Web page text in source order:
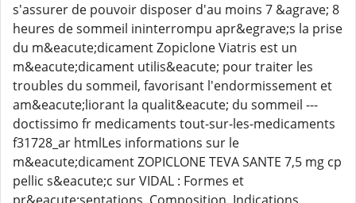
s'assurer de pouvoir disposer d'au moins 7 &agrave; 8
heures de sommeil ininterrompu apr&egrave;s la prise
du m&eacute;dicament Zopiclone Viatris est un
m&eacute;dicament utilis&eacute; pour traiter les
troubles du sommeil, favorisant l'endormissement et
am&eacute;liorant la qualit&eacute; du sommeil ---
doctissimo fr medicaments tout-sur-les-medicaments
f31728_ar htmlLes informations sur le
m&eacute;dicament ZOPICLONE TEVA SANTE 7,5 mg cp
pellic s&eacute;c sur VIDAL : Formes et